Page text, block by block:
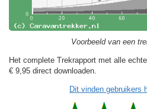
Voorbeeld van een
Het complete Trekrapport met alle
€ 9,95 direct downloaden.
Dit vinden gebruikers